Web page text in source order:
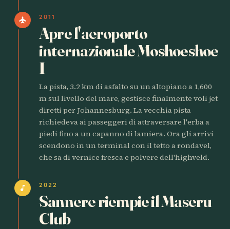
flight 2011
Apre l'aeroporto
internazionale Moshoeshoe
I
La pista, 3.2 km di asfalto su un altopiano a 1,600
m sul livello del mare, gestisce finalmente voli jet
diretti per Johannesburg. La vecchia pista
richiedeva ai passeggeri di attraversare l'erba a
piedi fino a un capanno di lamiera. Ora gli arrivi
scendono in un terminal con il tetto a rondavel,
che sa di vernice fresca e polvere dell'highveld.
music_note 2022
Sannere riempie il Maseru
Club